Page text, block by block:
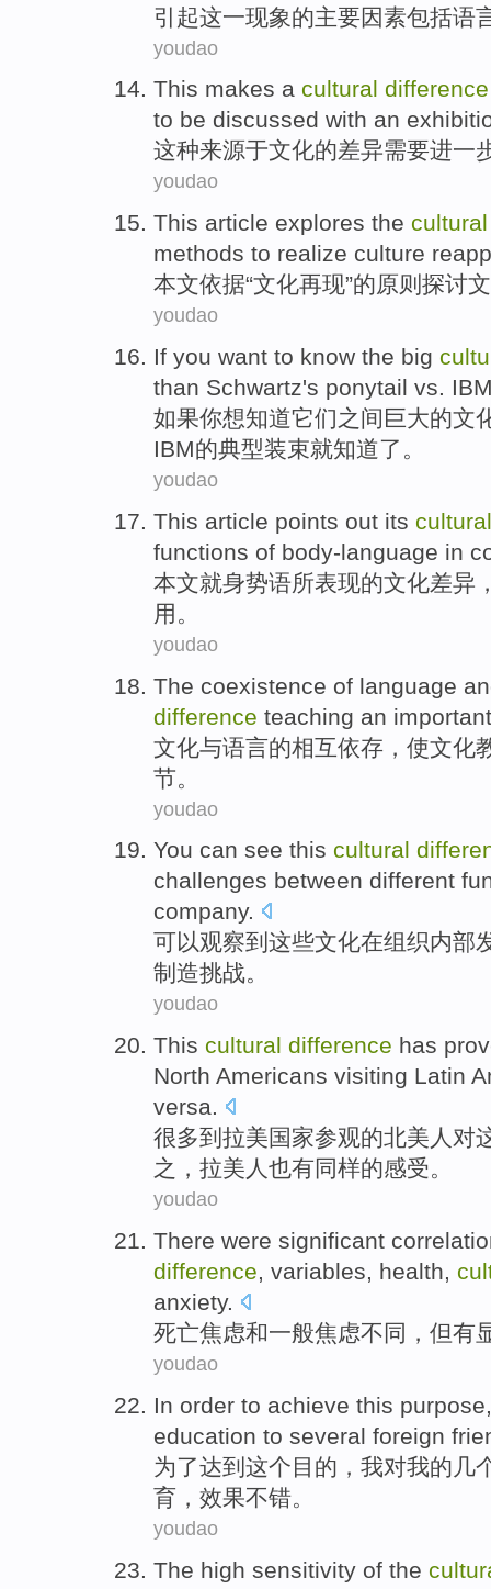
引起这一现象的主要因素包括语
youdao
This makes a cultural difference
to be discussed with an
这种来源于文化的差异需要进一
youdao
This article explores the cultural
methods to realize culture
本文依据“文化再现”的原则 探讨
youdao
If you want to know the big
than Schwartz's ponytail vs.
如果你想知道它们之间 巨大的文
IBM的典型装束就知道了。
youdao
This article points out its cultural
functions of body-language in
本文就身势语所表现的文化差异
用 。
youdao
The coexistence of language
difference teaching an important
文化与语言的相互依存 ， 使文化
节 。
youdao
You can see this cultural
challenges between different
company.
可以观察到 这些文化在组织内部
制造挑战。
youdao
This cultural difference has
North Americans visiting Latin
versa.
很多到 拉美国家参观的北美 人 对
之，拉美人也有同样的感受。
youdao
There were significant
difference, variables, health,
anxiety.
死亡焦虑和一般焦虑不同 ，但有
youdao
In order to achieve this purpose
education to several foreign
为了达到 这个目的 ， 我对我的 几
育 ， 效果不错。
youdao
The high sensitivity of the